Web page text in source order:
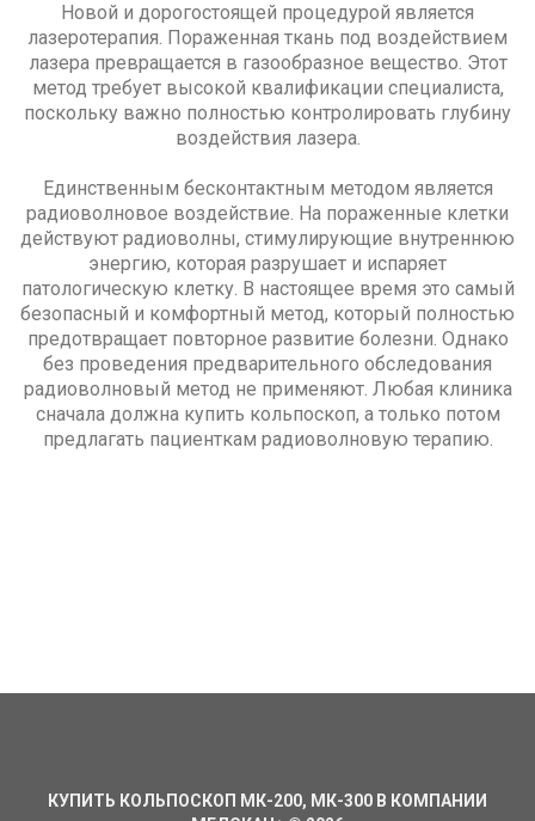
Новой и дорогостоящей процедурой является
лазеротерапия. Пораженная ткань под воздействием
лазера превращается в газообразное вещество. Этот
метод требует высокой квалификации специалиста,
поскольку важно полностью контролировать глубину
воздействия лазера.
Единственным бесконтактным методом является
радиоволновое воздействие. На пораженные клетки
действуют радиоволны, стимулирующие внутреннюю
энергию, которая разрушает и испаряет
патологическую клетку. В настоящее время это самый
безопасный и комфортный метод, который полностью
предотвращает повторное развитие болезни. Однако
без проведения предварительного обследования
радиоволновый метод не применяют. Любая клиника
сначала должна купить кольпоскоп, а только потом
предлагать пациенткам радиоволновую терапию.
КУПИТЬ КОЛЬПОСКОП МК-200, МК-300 В КОМПАНИИ